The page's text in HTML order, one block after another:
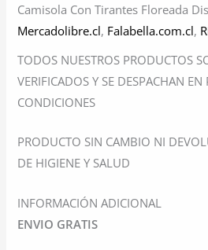
Camisola Con Tirantes Floreada
Mercadolibre.cl, Falabella.com.cl,
TODOS NUESTROS PRODUCTOS
VERIFICADOS Y SE DESPACHAN EN
CONDICIONES
PRODUCTO SIN CAMBIO NI
DE HIGIENE Y SALUD
INFORMACIÓN ADICIONAL
ENVIO GRATIS